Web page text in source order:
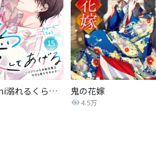
noicomi溺れるくらいに、愛してあげる～イジワルな未紘先輩は今日も番を甘やかす～ 鬼の花嫁
4.5万